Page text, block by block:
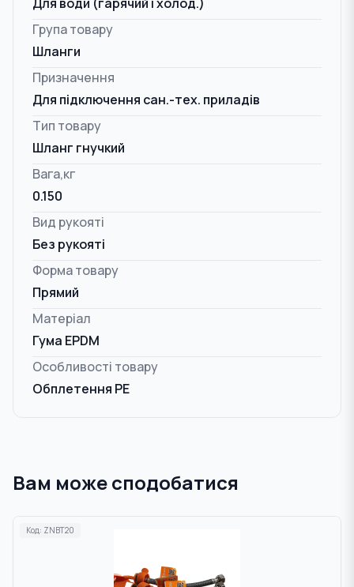
Група товару
Шланги
Призначення
Для підключення сан.-тех. приладів
Тип товару
Шланг гнучкий
Вага,кг
0.150
Вид рукояті
Без рукояті
Форма товару
Прямий
Матеріал
Гума EPDM
Особливості товару
Обплетення РЕ
Вам може сподобатися
Код: ZNBT20